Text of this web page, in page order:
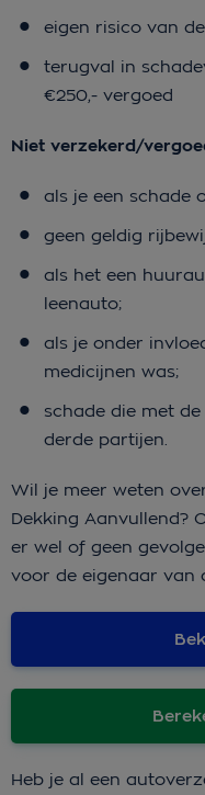
eigen risico van
terugval in
€250,- vergoed
Niet verzekerd/
als je een schade
geen geldig
als het een
leenauto;
als je onder
medicijnen was;
schade die met
derde partijen.
Wil je meer weten
Dekking Aanvullend?
er wel of geen
voor de eigenaar van
Heb je al een